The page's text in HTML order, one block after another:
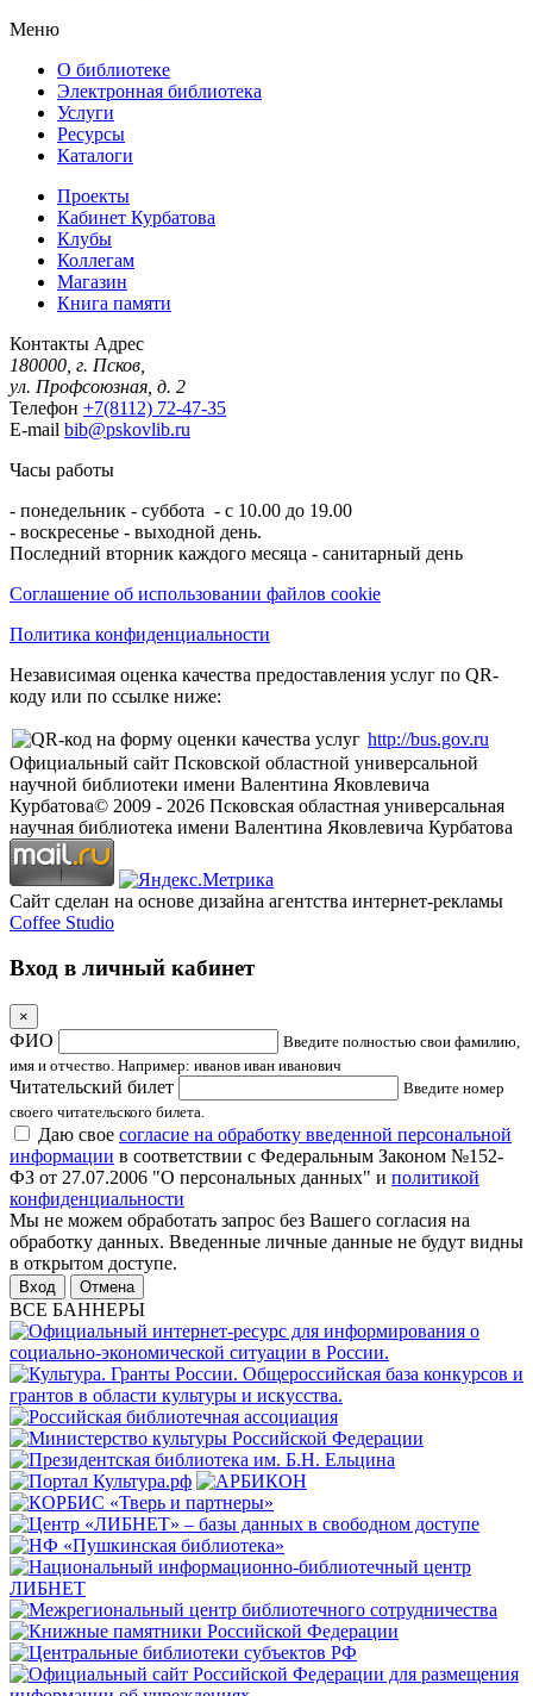
Меню
О библиотеке
Электронная библиотека
Услуги
Ресурсы
Каталоги
Проекты
Кабинет Курбатова
Клубы
Коллегам
Магазин
Книга памяти
Контакты Адрес
180000, г. Псков,
ул. Профсоюзная, д. 2
Телефон +7(8112) 72-47-35
E-mail bib@pskovlib.ru
Часы работы
- понедельник - суббота - с 10.00 до 19.00
- воскресенье - выходной день.
Последний вторник каждого месяца - санитарный день
Соглашение об использовании файлов cookie
Политика конфиденциальности
Независимая оценка качества предоставления услуг по QR-
коду или по ссылке ниже:
http://bus.gov.ru
Официальный сайт Псковской областной универсальной
научной библиотеки имени Валентина Яковлевича
Курбатова© 2009 - 2026 Псковская областная универсальная
научная библиотека имени Валентина Яковлевича Курбатова
Сайт сделан на основе дизайна агентства интернет-рекламы
Coffee Studio
Вход в личный кабинет
×
ФИО
Введите полностью свои фамилию,
имя и отчество. Например: иванов иван иванович
Читательский билет
Введите номер
своего читательского билета.
Даю свое согласие на обработку введенной персональной
информации в соответствии с Федеральным Законом №152-
ФЗ от 27.07.2006 "О персональных данных" и политикой
конфиденциальности
Мы не можем обработать запрос без Вашего согласия на
обработку данных. Введенные личные данные не будут видны
в открытом доступе.
Отмена
ВСЕ БАННЕРЫ